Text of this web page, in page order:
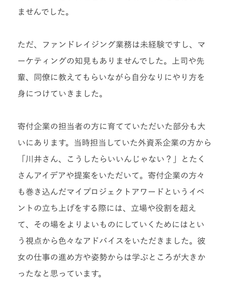
ませんでした。
ただ、ファンドレイジング業務は未経験ですし、マ
ーケティングの知見もありませんでした。上司や先
輩、同僚に教えてもらいながら自分なりにやり方を
身につけていきました。
寄付企業の担当者の方に育てていただいた部分も大
いにあります。当時担当していた外資系企業の方から
「川井さん、こうしたらいいんじゃない？」とたく
さんアイデアや提案をいただいて。寄付企業の方々
も巻き込んだマイプロジェクトアワードというイベ
ントの立ち上げをする際には、立場や役割を超え
て、その場をよりよいものにしていくためにはとい
う視点から色々なアドバイスをいただきました。彼
女の仕事の進め方や姿勢からは学ぶところが大きか
ったなと思っています。